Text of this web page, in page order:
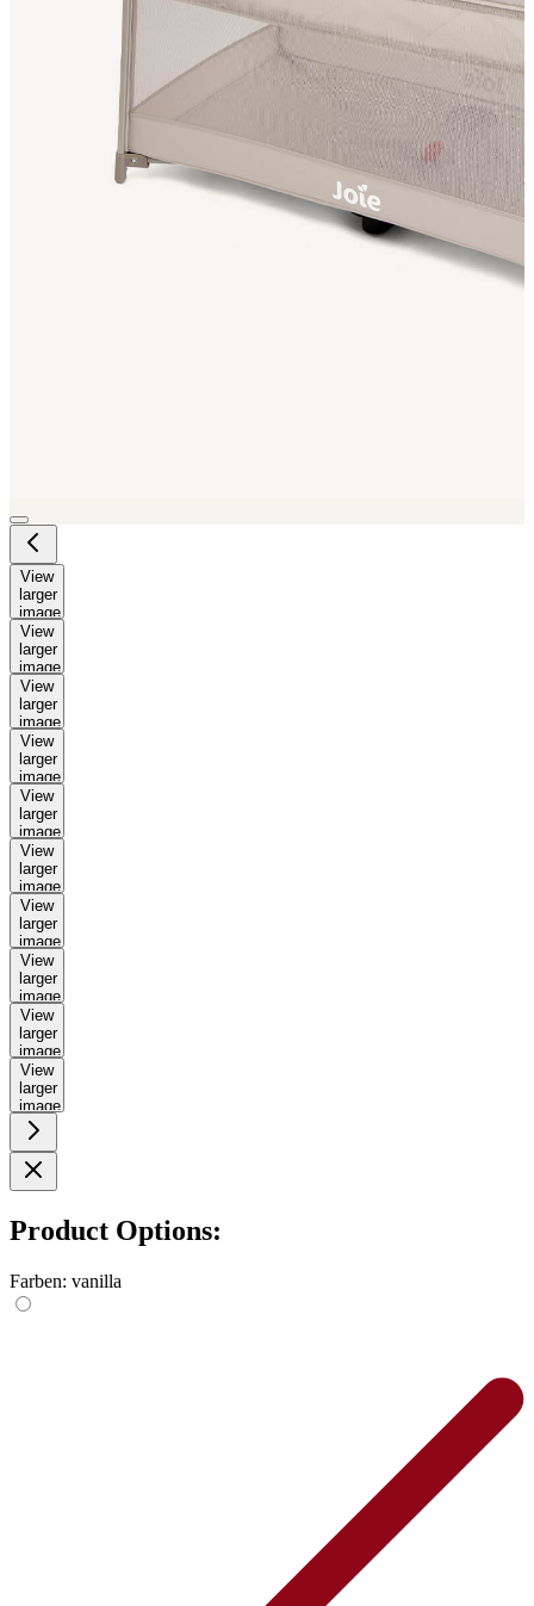
View
larger
image
View
larger
image
View
larger
image
View
larger
image
View
larger
image
View
larger
image
View
larger
image
View
larger
image
View
larger
image
View
larger
image
Product Options:
Farben: vanilla